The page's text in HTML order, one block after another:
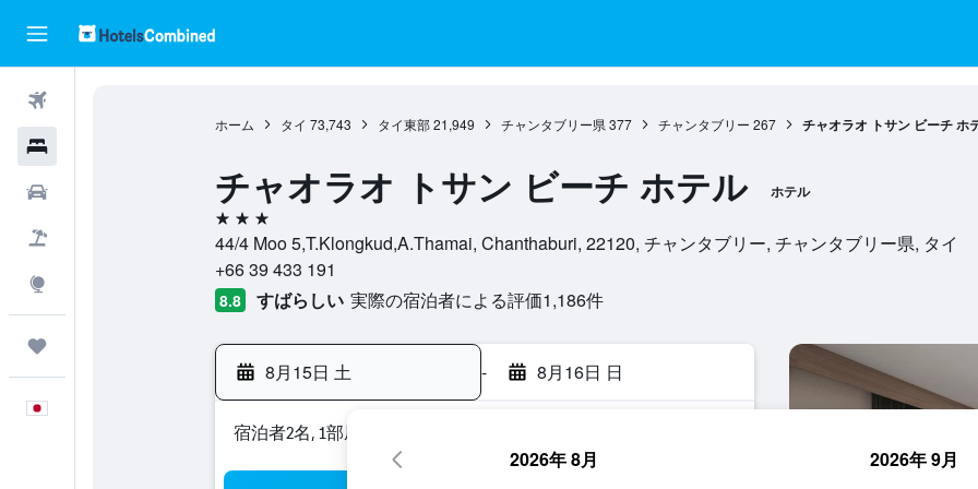
ホーム タイ 73,743 タイ東部 21,949 チャンタブリー県 377 チャンタブリー 267 チャオラオ トサン ビーチ ホ
チャオラオ トサン ビーチ ホテル ホテル
3つ星
44/4 Moo 5,T.Klongkud,A.Thamai, Chanthaburi, 22120, チャンタブリー, チャンタブリー県, タイ
+66 39 433 191
8.8 すばらしい 実際の宿泊者による評価1,186​件
8月15日 土 - 8月16日 日
宿泊者2名, 1​部屋
2026年 8月 2026年 9月